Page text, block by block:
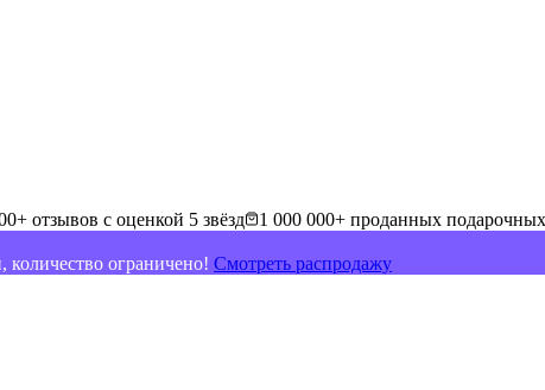
отзывов с оценкой 5 звёзд 1 000 000+ проданных
ограничено! Смотреть распродажу